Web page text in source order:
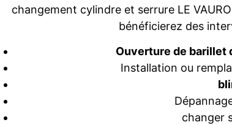
changement cylindre et serrure LE
bénéficierez des
Ouverture de barillet
Installation ou
changer